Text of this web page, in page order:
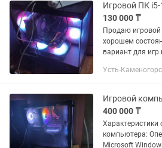
130 000 ₸
Продаю
хорошем
вариант для игр
Видеокарта:
Усть-
Игровой
400 000 ₸
Характеристики
компьютера:
Microsoft